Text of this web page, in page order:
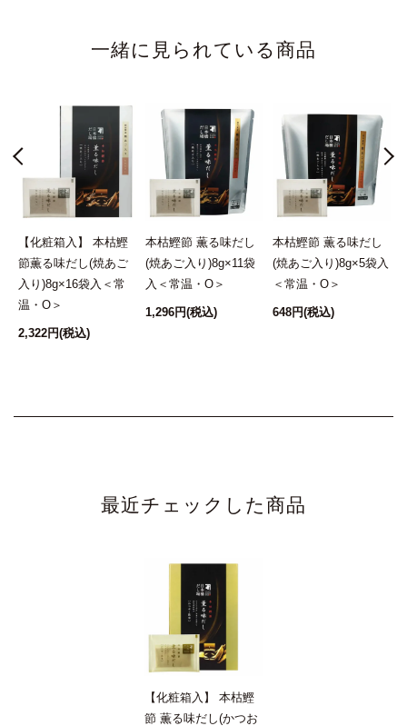
2022/01/26 12:34:45.388213 投稿者：ちゅうでんすけ
★★★★★
定期購入ではかつおの薫る味だしを
購入し、かつおベースでだしを
とっています。贈り物にはかつお・昆布
だしを選び毎年贈っています。以前は某社の
だしを贈っていましたが今ではにんべん品に
こだわっています。。
一緒に見られている商品
【化粧箱入】 本枯鰹
節薫る味だし(焼あご
入り)8g×16袋入＜常
温・O＞
2,322円(税込)
本枯鰹節 薫る味だし
(焼あご入り)8g×11袋
入＜常温・O＞
1,296円(税込)
本枯鰹節 薫る味だし
(焼あご入り)8g×5袋入
＜常温・O＞
648円(税込)
最近チェックした商品
【化粧箱入】 本枯鰹
節 薫る味だし(かつお